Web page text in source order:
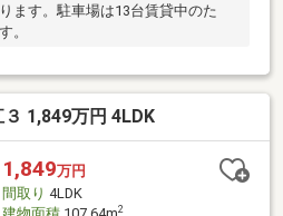
ます。駐車場は13台賃貸中のた
。
1,849万円 4LDK
1,849万円
間取り 4LDK
2